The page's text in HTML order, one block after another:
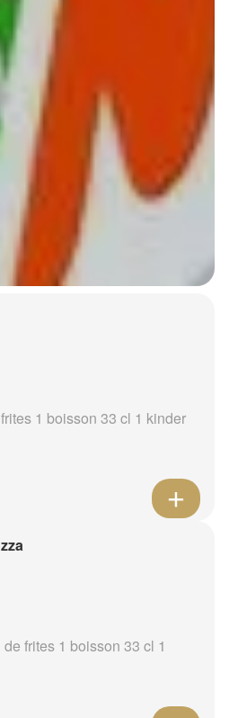
1 boisson 33 cl 1 kinder
frites 1 boisson 33 cl 1